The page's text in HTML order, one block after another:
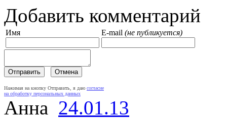
Добавить комментарий
Имя E-mail (не публикуется)
Нажимая на кнопку Отправить, я даю согласие
на обработку персональных данных
Анна 24.01.13